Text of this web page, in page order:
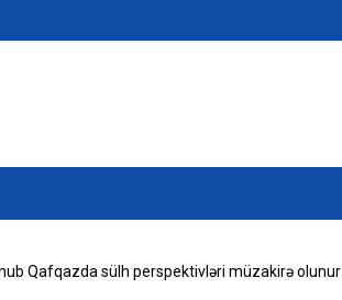
Qafqazda sülh perspektivləri müzakirə olunur